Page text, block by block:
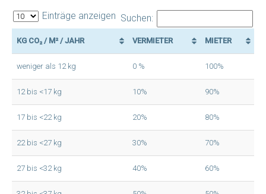
Einträge anzeigen Suchen:
KG CO₂ / M² / JAHR VERMIETER MIETER
weniger als 12 kg 0 % 100%
12 bis <17 kg 10% 90%
17 bis <22 kg 20% 80%
22 bis <27 kg 30% 70%
27 bis <32 kg 40% 60%